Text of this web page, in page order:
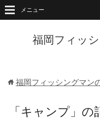
福岡フィッ
メニュー
福岡フィッシングマン
「キャンプ」の